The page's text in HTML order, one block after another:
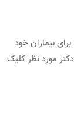
بیماران خود
مورد نظر کلیک